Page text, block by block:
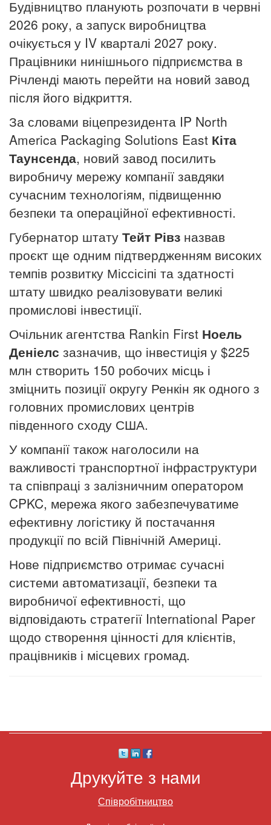
Будівництво планують розпочати в червні
2026 року, а запуск виробництва
очікується у IV кварталі 2027 року.
Працівники нинішнього підприємства в
Річленді мають перейти на новий завод
після його відкриття.
За словами віцепрезидента IP North
America Packaging Solutions East Кіта
Таунсенда, новий завод посилить
виробничу мережу компанії завдяки
сучасним технологіям, підвищенню
безпеки та операційної ефективності.
Губернатор штату Тейт Рівз назвав
проєкт ще одним підтвердженням високих
темпів розвитку Міссісіпі та здатності
штату швидко реалізовувати великі
промислові інвестиції.
Очільник агентства Rankin First Ноель
Деніелс зазначив, що інвестиція у $225
млн створить 150 робочих місць і
зміцнить позиції округу Ренкін як одного з
головних промислових центрів
південного сходу США.
У компанії також наголосили на
важливості транспортної інфраструктури
та співпраці з залізничним оператором
CPKC, мережа якого забезпечуватиме
ефективну логістику й постачання
продукції по всій Північній Америці.
Нове підприємство отримає сучасні
системи автоматизації, безпеки та
виробничої ефективності, що
відповідають стратегії International Paper
щодо створення цінності для клієнтів,
працівників і місцевих громад.
Друкуйте з нами
Співробітництво